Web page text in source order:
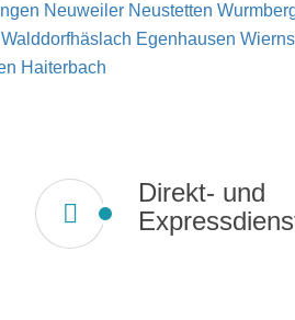
Neuweiler Neustetten
Walddorfhäslach Egenhausen
Haiterbach
Direkt- und